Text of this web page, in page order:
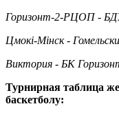
Горизонт-2-РЦОП -
Цмокi-Мiнск -
Виктория - БК
Турнирная таблица
баскетболу: